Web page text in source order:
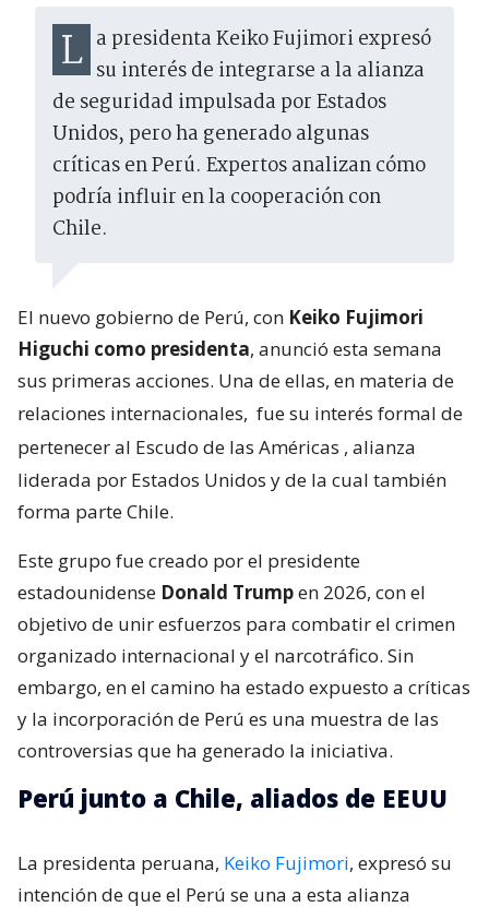
La presidenta Keiko Fujimori expresó su interés de integrarse a la alianza
de seguridad impulsada por Estados
Unidos, pero ha generado algunas
críticas en Perú. Expertos analizan cómo
podría influir en la cooperación con
Chile.
El nuevo gobierno de Perú, con Keiko Fujimori
Higuchi como presidenta, anunció esta semana
sus primeras acciones. Una de ellas, en materia de
relaciones internacionales, fue su interés formal de
pertenecer al Escudo de las Américas , alianza
liderada por Estados Unidos y de la cual también
forma parte Chile.
Este grupo fue creado por el presidente
estadounidense Donald Trumpen 2026, con el
objetivo de unir esfuerzos para combatir el crimen
organizado internacional y el narcotráfico. Sin
embargo, en el camino ha estado expuesto a críticas
y la incorporación de Perú es una muestra de las
controversias que ha generado la iniciativa.
Perú junto a Chile, aliados de EEUU
La presidenta peruana, Keiko Fujimori, expresó su
intención de que el Perú se una a esta alianza